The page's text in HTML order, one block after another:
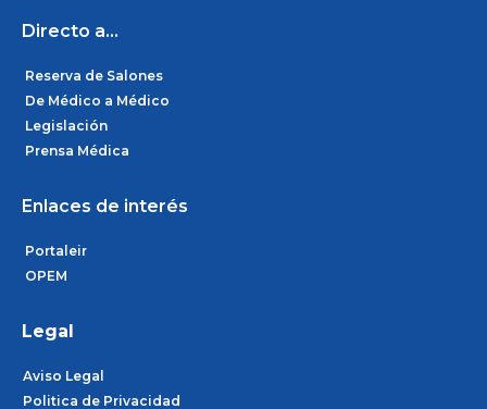
Directo a...
Reserva de Salones
De Médico a Médico
Legislación
Prensa Médica
Enlaces de interés
Portaleir
OPEM
Legal
Aviso Legal
Politica de Privacidad